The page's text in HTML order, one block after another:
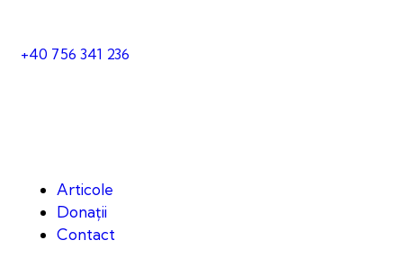
+40 756 341 236
Articole
Donații
Contact